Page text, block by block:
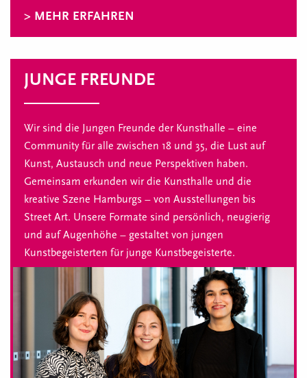
> MEHR ERFAHREN
JUNGE FREUNDE
Wir sind die Jungen Freunde der Kunsthalle – eine
Community für alle zwischen 18 und 35, die Lust auf
Kunst, Austausch und neue Perspektiven haben.
Gemeinsam erkunden wir die Kunsthalle und die
kreative Szene Hamburgs – von Ausstellungen bis
Street Art. Unsere Formate sind persönlich, neugierig
und auf Augenhöhe – gestaltet von jungen
Kunstbegeisterten für junge Kunstbegeisterte.